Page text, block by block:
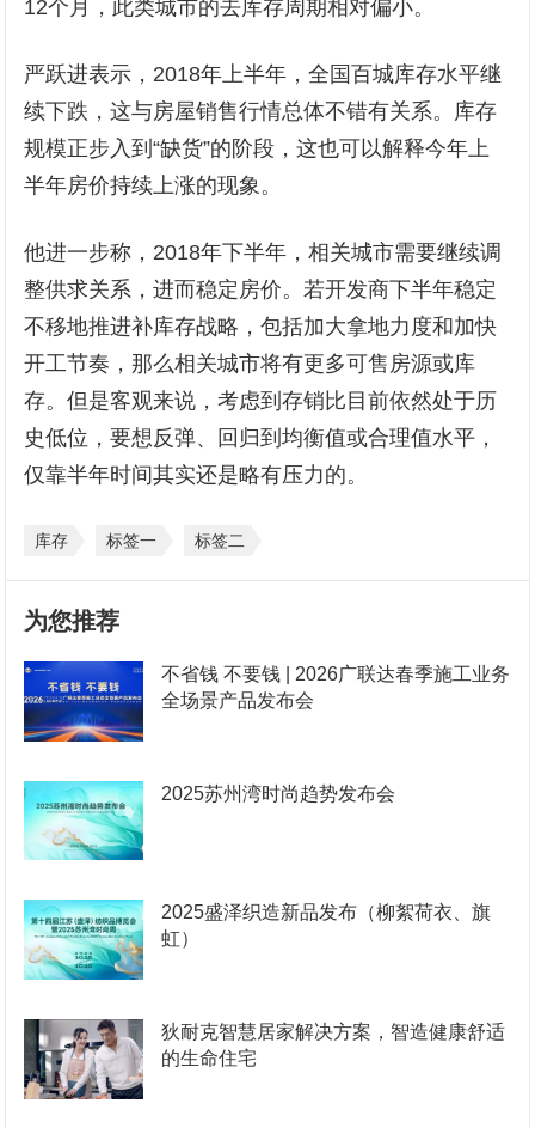
12个月，此类城市的去库存周期相对偏小。
严跃进表示，2018年上半年，全国百城库存水平继
续下跌，这与房屋销售行情总体不错有关系。库存
规模正步入到“缺货”的阶段，这也可以解释今年上
半年房价持续上涨的现象。
他进一步称，2018年下半年，相关城市需要继续调
整供求关系，进而稳定房价。若开发商下半年稳定
不移地推进补库存战略，包括加大拿地力度和加快
开工节奏，那么相关城市将有更多可售房源或库
存。但是客观来说，考虑到存销比目前依然处于历
史低位，要想反弹、回归到均衡值或合理值水平，
仅靠半年时间其实还是略有压力的。
库存 标签一 标签二
为您推荐
不省钱 不要钱 | 2026广联达春季施工业务
全场景产品发布会
2025苏州湾时尚趋势发布会
2025盛泽织造新品发布（柳絮荷衣、旗
虹）
狄耐克智慧居家解决方案，智造健康舒适
的生命住宅